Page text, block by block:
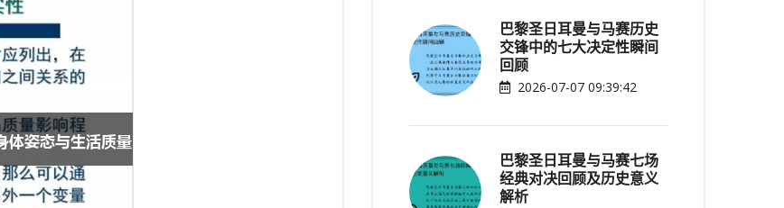
巴黎圣日耳曼与马赛历史
交锋中的七大决定性瞬间
回顾
2026-07-07 09:39:42
巴黎圣日耳曼与马赛七场
经典对决回顾及历史意义
解析